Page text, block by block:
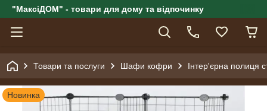
"МаксіДОМ" - товари для дому та відпочинку
Товари та послуги Шафи кофри Інтер'єрна полиця
Новинка